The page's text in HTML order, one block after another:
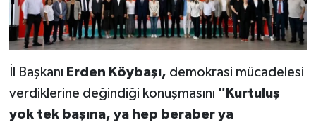
İl Başkanı Erden Köybaşı, demokrasi mücadelesi
verdiklerine değindiği konuşmasını "Kurtuluş
yok tek başına, ya hep beraber ya